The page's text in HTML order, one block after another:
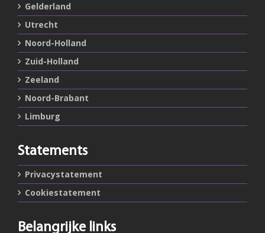
Gelderland
Utrecht
Noord-Holland
Zuid-Holland
Zeeland
Noord-Brabant
Limburg
Statements
Privacystatement
Cookiestatement
Belangrijke links